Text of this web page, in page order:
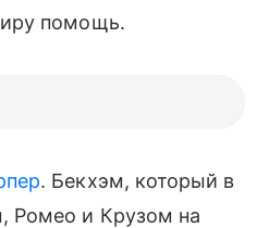
помощь.
. Бекхэм, который в
Ромео и Крузом на